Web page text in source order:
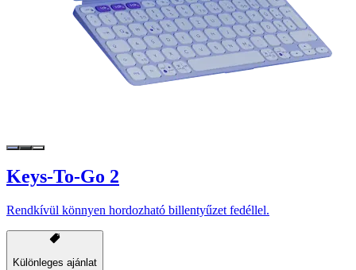
Keys-To-Go 2
Rendkívül könnyen hordozható billentyűzet fedéllel.
Különleges ajánlat